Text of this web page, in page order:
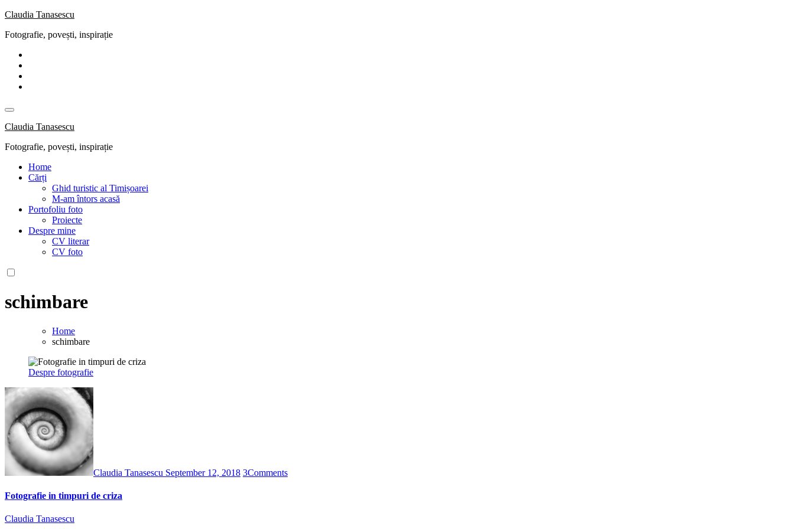
Skip
content
Claudia Tanasescu
Fotografie, povești, inspirație
Claudia Tanasescu
Fotografie, povești, inspirație
Home
Cărți
Ghid turistic al Timișoarei
M-am întors acasă
Portofoliu foto
Proiecte
Despre mine
CV literar
CV foto
schimbare
Home
schimbare
Despre fotografie
Claudia Tanasescu September 12, 2018 3Comments
Fotografie in timpuri de criza
Claudia Tanasescu